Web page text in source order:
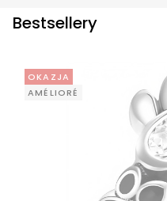
Bestsellery
OKAZJA
AMÉLIORÉ